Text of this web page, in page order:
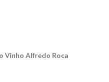
Vinho Alfredo Roca